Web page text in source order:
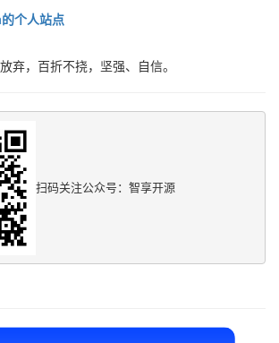
个人站点
弃，百折不挠，坚强、自信。
扫码关注公众号：智享开源